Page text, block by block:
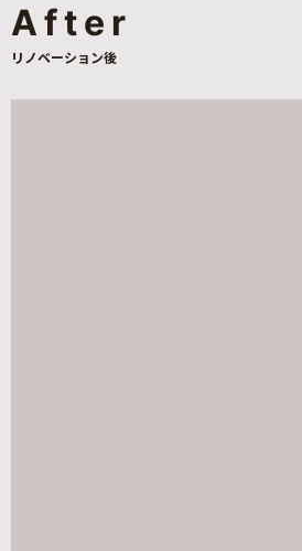
After
リノベーション後